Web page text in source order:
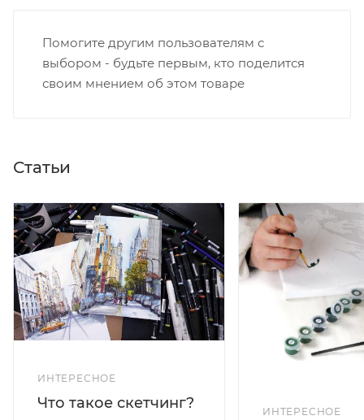
Помогите другим пользователям с
выбором - будьте первым, кто поделится
своим мнением об этом товаре
Статьи
ИНТЕРЕСНОЕ
Что такое скетчинг?
ИНТЕРЕСНОЕ